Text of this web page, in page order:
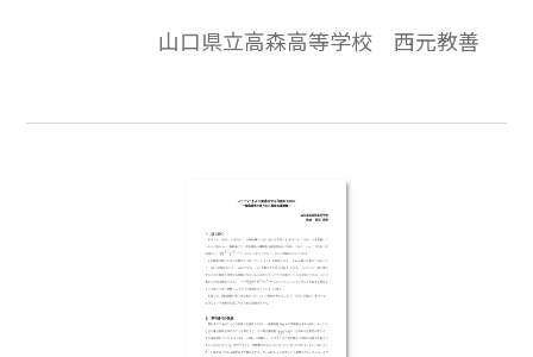
山口県立高森高等学校 西元教善